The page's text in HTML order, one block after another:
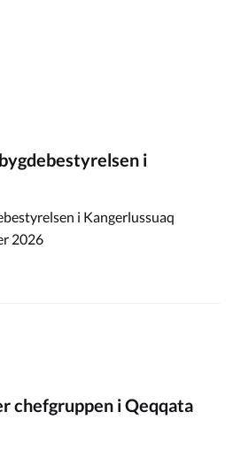
i
i Kangerlussuaq
2026
chefgruppen i Qeqqata